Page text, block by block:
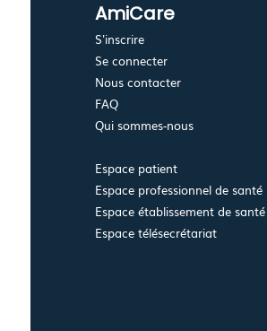
AmiCare
S'inscrire
Se connecter
Nous contacter
FAQ
Qui sommes-nous
Espace patient
Espace professionnel de santé
Espace établissement de santé
Espace télésecrétariat